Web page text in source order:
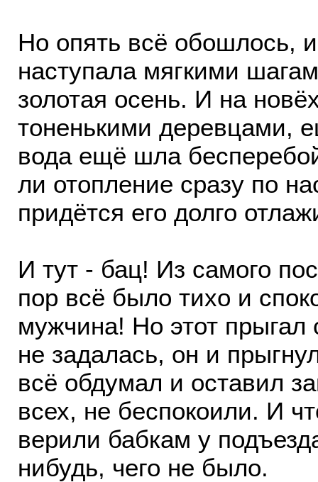
Но опять всё обошлось,
наступала мягкими
золотая осень. И на
тоненькими деревцами,
вода ещё шла
ли отопление сразу по
придётся его долго
И тут - бац! Из самого
пор всё было тихо и
мужчина! Но этот прыгал
не задалась, он и
всё обдумал и оставил
всех, не беспокоили. И
верили бабкам у
нибудь, чего не было.